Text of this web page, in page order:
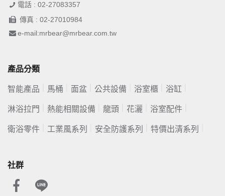
電話 : 02-27083357
傳真 : 02-27010984
e-mail:mrbear@mrbear.com.tw
產品分類
智能產品 馬桶 面盆 公共設備 浴室櫃 浴缸
淋浴拉門 熱能相關設備 龍頭 花灑 浴室配件
衛浴零件 工業風系列 安全防護系列 特價出清系列
社群